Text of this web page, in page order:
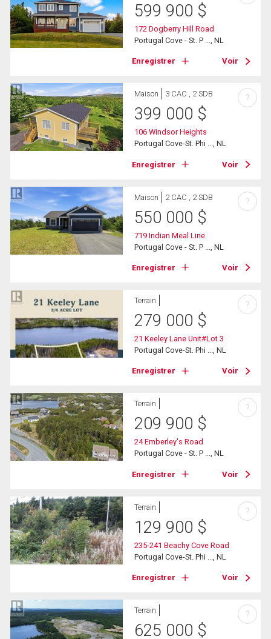
599 900 $
172 Dogberry Hill Road
Portugal Cove - St. P ..., NL
Enregistrer Voir
Maison 3 CAC , 2 SDB
399 000 $
106 Windsor Heights
Portugal Cove-St. Phi ..., NL
Enregistrer Voir
?
Maison 2 CAC , 2 SDB
550 000 $
719 Indian Meal Line
Portugal Cove - St. P ..., NL
Enregistrer Voir
?
Terrain
279 000 $
21 Keeley Lane Unit#Lot 3
Portugal Cove-St. Phi ..., NL
Enregistrer Voir
?
Terrain
209 900 $
24 Emberley's Road
Portugal Cove - St. P ..., NL
Enregistrer Voir
?
Terrain
129 900 $
235-241 Beachy Cove Road
Portugal Cove-St. Phi ..., NL
Enregistrer Voir
?
Terrain
625 000 $
?